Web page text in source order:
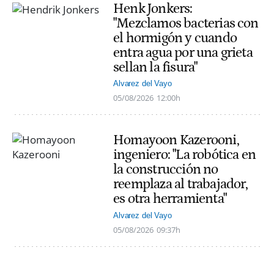
Henk Jonkers:
"Mezclamos bacterias con
el hormigón y cuando
entra agua por una grieta
sellan la fisura"
Alvarez del Vayo
05/08/2026 12:00h
Homayoon Kazerooni,
ingeniero: "La robótica en
la construcción no
reemplaza al trabajador,
es otra herramienta"
Alvarez del Vayo
05/08/2026 09:37h